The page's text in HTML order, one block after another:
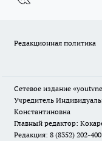
Редакционная политика
Сетевое издание
Учредитель
Константиновна
Главный редактор:
Редакция: 8 (8352) 202-400